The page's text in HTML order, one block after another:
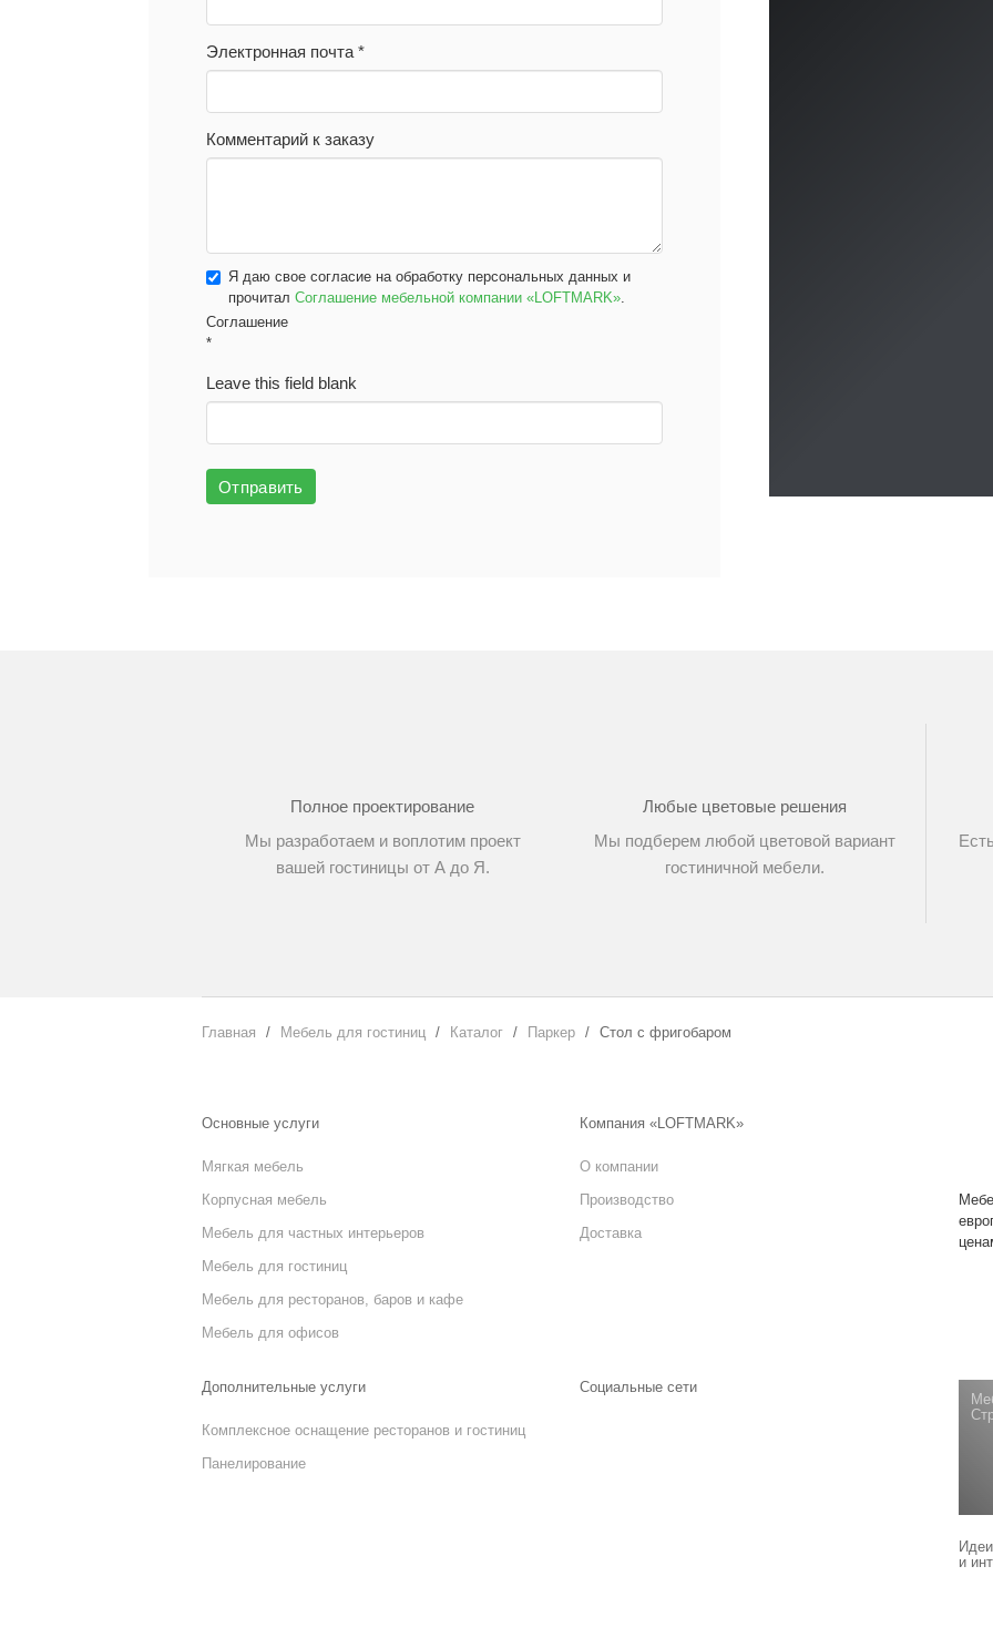
Электронная почта *
Комментарий к заказу
Я даю свое согласие на обработку персональных данных и
прочитал Соглашение мебельной компании «LOFTMARK».
Соглашение
*
Leave this field blank
Отправить
Полное проектирование
Мы разработаем и воплотим проект
вашей гостиницы от А до Я.
Любые цветовые решения
Мы подберем любой цветовой вариант
гостиничной мебели.
Главная Мебель для гостиниц Каталог Паркер Стол с фригобаром
Основные услуги
Мягкая мебель
Корпусная мебель
Мебель для частных интерьеров
Мебель для гостиниц
Мебель для ресторанов, баров и кафе
Мебель для офисов
Компания «LOFTMARK»
О компании
Производство
Доставка
Дополнительные услуги
Комплексное оснащение ресторанов и гостиниц
Панелирование
Социальные сети
и